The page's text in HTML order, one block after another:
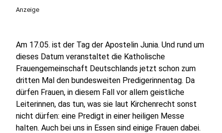
Anzeige
Am 17.05. ist der Tag der Apostelin Junia. Und rund um
dieses Datum veranstaltet die Katholische
Frauengemeinschaft Deutschlands jetzt schon zum
dritten Mal den bundesweiten Predigerinnentag. Da
dürfen Frauen, in diesem Fall vor allem geistliche
Leiterinnen, das tun, was sie laut Kirchenrecht sonst
nicht dürfen: eine Predigt in einer heiligen Messe
halten. Auch bei uns in Essen sind einige Frauen dabei.